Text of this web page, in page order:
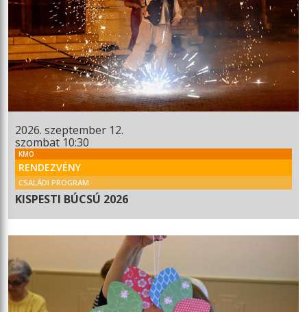
2026. szeptember 12.
szombat 10:30
KMO
RENDEZVÉNY
CSALÁDI PROGRAM
KISPESTI BÚCSÚ 2026